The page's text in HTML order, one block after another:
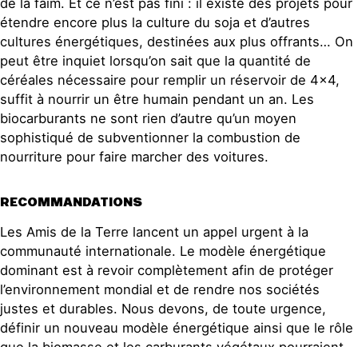
de la faim. Et ce n’est pas fini : il existe des projets pour
étendre encore plus la culture du soja et d’autres
cultures énergétiques, destinées aux plus offrants… On
peut être inquiet lorsqu’on sait que la quantité de
céréales nécessaire pour remplir un réservoir de 4×4,
suffit à nourrir un être humain pendant un an. Les
biocarburants ne sont rien d’autre qu’un moyen
sophistiqué de subventionner la combustion de
nourriture pour faire marcher des voitures.
RECOMMANDATIONS
Les Amis de la Terre lancent un appel urgent à la
communauté internationale. Le modèle énergétique
dominant est à revoir complètement afin de protéger
l’environnement mondial et de rendre nos sociétés
justes et durables. Nous devons, de toute urgence,
définir un nouveau modèle énergétique ainsi que le rôle